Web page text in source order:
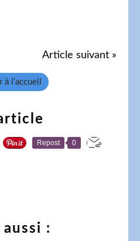
Article suivant »
à l'accueil
Repost 0
: